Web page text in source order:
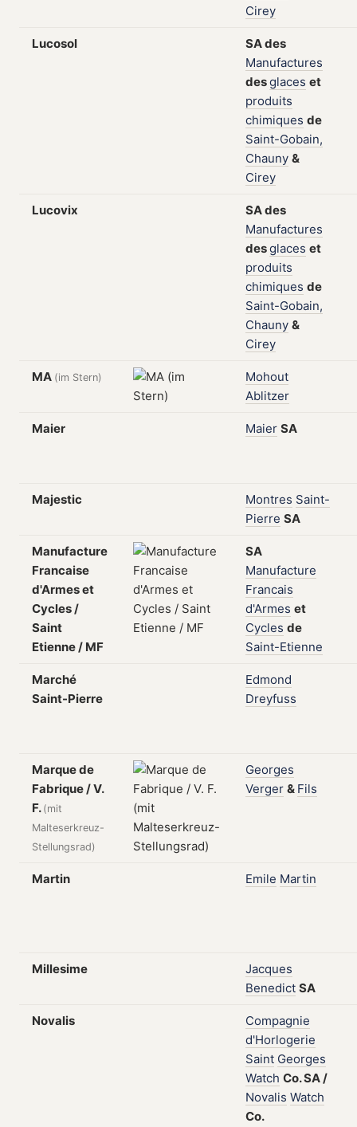
Cirey
Lucosol SAdes
Manufactures
desglaces et
produits
chimiques de
Saint-Gobain,
Chauny &
Cirey
Lucovix SAdes
Manufactures
desglaces et
produits
chimiques de
Saint-Gobain,
Chauny &
Cirey
MA (im Stern)
Mohout
Ablitzer
Maier Maier SA
Majestic Montres Saint-
Pierre SA
Manufacture
Francaise
d'Armes et
Cycles /
Saint
Etienne / MF
SA
Manufacture
Francais
d'Armes et
Cycles de
Saint-Etienne
Marché
Saint-Pierre
Edmond
Dreyfuss
Marque de
Fabrique / V.
F. (mit
Malteserkreuz-
Stellungsrad)
Georges
Verger & Fils
Martin Emile Martin
Millesime
Jacques
Benedict SA
Novalis
Compagnie
d'Horlogerie
Saint Georges
Watch Co.SA/
Novalis Watch
Co.